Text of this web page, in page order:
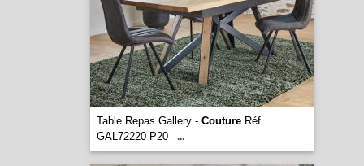
Table Repas Gallery - CoutureRéf.
GAL72220 P20
...